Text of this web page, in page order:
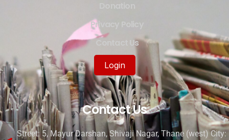
Privacy Policy
Contact Us
Login
Contact Us
Street: 5, Mayur Darshan, Shivaji Nagar, Thane (west) City: